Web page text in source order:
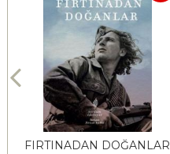
FIRTINADAN DOĞANLAR